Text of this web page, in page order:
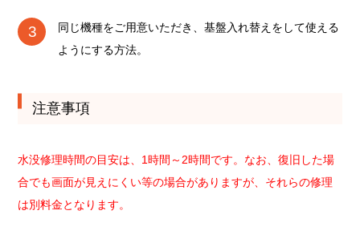
同じ機種をご用意いただき、基盤入れ替えをして使える
ようにする方法。
注意事項
水没修理時間の目安は、1時間～2時間です。なお、復旧した場
合でも画面が見えにくい等の場合がありますが、それらの修理
は別料金となります。